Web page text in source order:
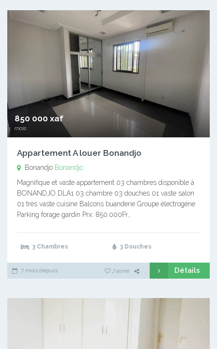
850 000 xaf
mois
Appartement A louer Bonandjo
Bonandjo Bonandjo
Magnifique et vaste appartement 03 chambres disponible à
BONANDJO DLA1 03 chambre 03 douches 01 vaste salon
01 très vaste cuisine Balcons buanderie Groupe électrogène
Parking forage gardin Prx: 850.000Fr…
3 Chambres 3 Douches
7 mois depuis J'aime Détails